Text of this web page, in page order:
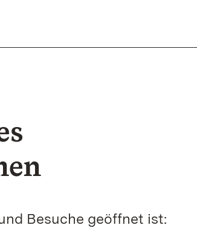
Besuche geöffnet ist: